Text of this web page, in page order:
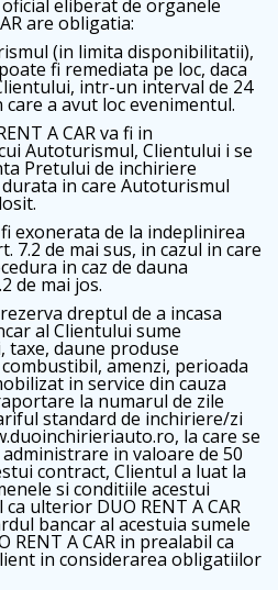
eliberat de organele
are obligatia:
(in limita disponibilitatii),
fi remediata pe loc, daca
intr-un interval de 24
a avut loc evenimentul.
A CAR va fi in
Autoturismul, Clientului i se
Pretului de inchiriere
in care Autoturismul
fi exonerata de la indeplinirea
de mai sus, in cazul in care
in caz de dauna
de mai jos.
rezerva dreptul de a incasa
al Clientului sume
taxe, daune produse
amenzi, perioada
in service din cauza
la numarul de zile
standard de inchiriere/zi
la care se
in valoare de 50
contract, Clientul a luat la
si conditiile acestui
ulterior DUO RENT A CAR
bancar al acestuia sumele
RENT A CAR in prealabil ca
in considerarea obligatiilor